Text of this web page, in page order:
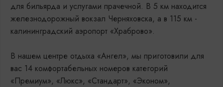
для бильярда и услугами прачечной. В 5 км находится
железнодорожный вокзал Черняховска, а в 115 км -
калининградский аэропорт «Храброво».
В нашем центре отдыха «Ангел», мы приготовили для
вас 14 комфортабельных номеров категорий
«Премиум», «Люкс», «Стандарт», «Эконом»,